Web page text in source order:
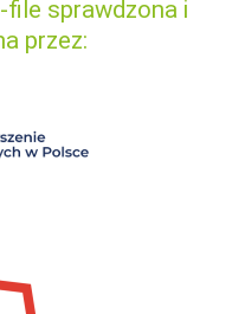
sprawdzona i
przez: